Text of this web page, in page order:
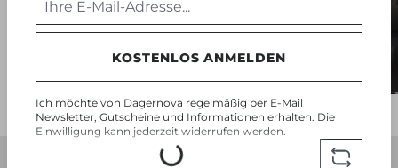
KOSTENLOS ANMELDEN
Ich möchte von Dagernova regelmäßig per E-Mail
Newsletter, Gutscheine und Informationen erhalten. Die
Einwilligung kann jederzeit widerrufen werden.
Loading...